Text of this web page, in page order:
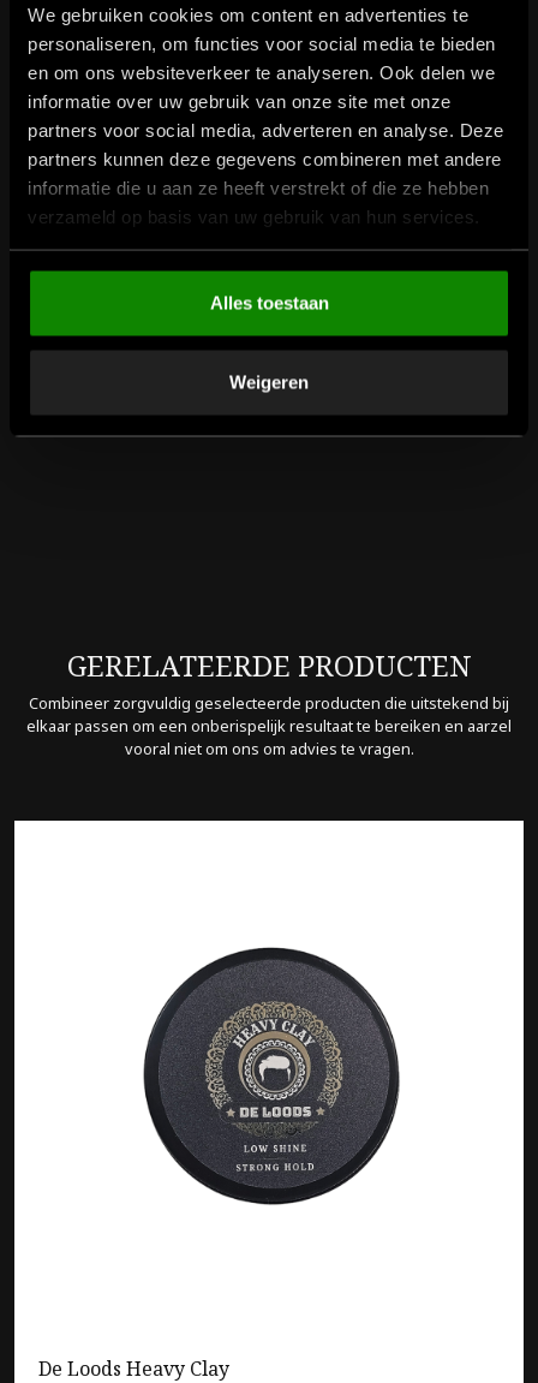
We gebruiken cookies om content en advertenties te
personaliseren, om functies voor social media te bieden
en om ons websiteverkeer te analyseren. Ook delen we
informatie over uw gebruik van onze site met onze
partners voor social media, adverteren en analyse. Deze
partners kunnen deze gegevens combineren met andere
informatie die u aan ze heeft verstrekt of die ze hebben
verzameld op basis van uw gebruik van hun services.
Alles toestaan
Weigeren
Het gebruik
Met deze handzame baardborstel van De
Loods breng je jouw baard makkelijk in
model en verwijder je alle losse haren.
De borstel is geschikt voor de lange en de
korte baard.
Voor het beste resultaat gebruik je de
borstel met onzeBaardolie.
Onze barbier Joris adviseert je graag.
GERELATEERDE PRODUCTEN
Combineer zorgvuldig geselecteerde producten die uitstekend bij
elkaar passen om een onberispelijk resultaat te bereiken en aarzel
vooral niet om ons om advies te vragen.
De Loods Heavy Clay